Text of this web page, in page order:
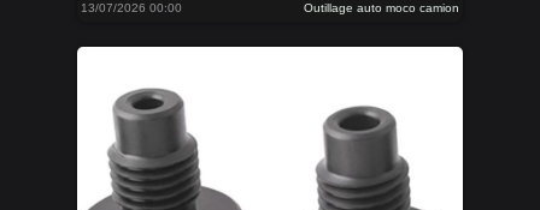
13/07/2026 00:00 Outillage auto moco camion